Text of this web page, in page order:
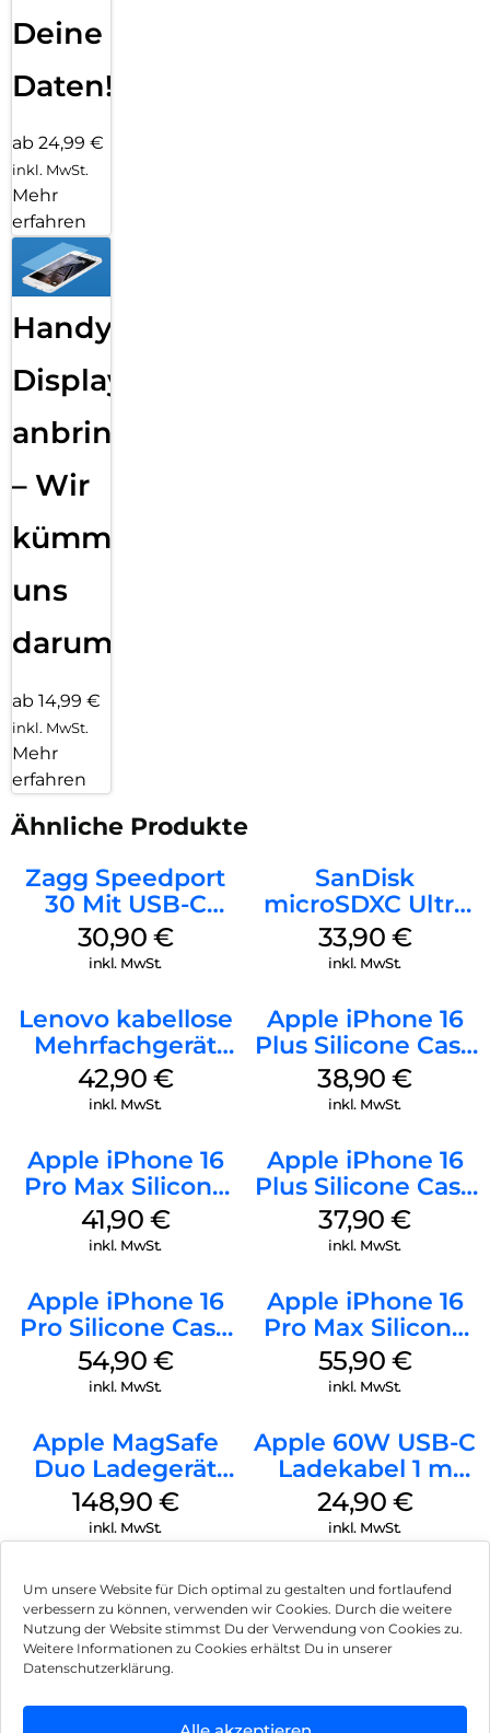
Um unsere Website für Dich optimal zu gestalten und fortlaufend
verbessern zu können, verwenden wir Cookies. Durch die weitere
Nutzung der Website stimmst Du der Verwendung von Cookies zu.
Weitere Informationen zu Cookies erhältst Du in unserer
Datenschutzerklärung.
Deine
Daten!
ab 24,99 €
inkl. MwSt.
Mehr
erfahren
Handy
Displayfolie
anbringen
– Wir
kümmern
uns
darum!
ab 14,99 €
inkl. MwSt.
Mehr
erfahren
Ähnliche Produkte
Zagg Speedport
30 Mit USB-C
Kabel Weiß
30,90 €
inkl. MwSt.
SanDisk
microSDXC Ultra
128 GB + Adapter
Mobile
33,90 €
inkl. MwSt.
Lenovo kabellose
Mehrfachgerät
Luna Grey
42,90 €
inkl. MwSt.
Apple iPhone 16
Plus Silicone Case
MagSafe Denim
38,90€
inkl. MwSt.
Apple iPhone 16
Pro Max Silicone
Case MagSafe
Ultramarine
41,90 €
inkl. MwSt.
Apple iPhone 16
Plus Silicone Case
MagSafe Lake
Green
37,90€
inkl. MwSt.
Apple iPhone 16
Pro Silicone Case
MagSafe Black
54,90 €
inkl. MwSt.
Apple iPhone 16
Pro Max Silicone
Case MagSafe
Stone Gray
55,90 €
inkl. MwSt.
Apple MagSafe
Duo Ladegerät
Weiß
148,90 €
inkl. MwSt.
Apple 60W USB-C
Ladekabel 1 m
Weiß
24,90 €
inkl. MwSt.
Impressum